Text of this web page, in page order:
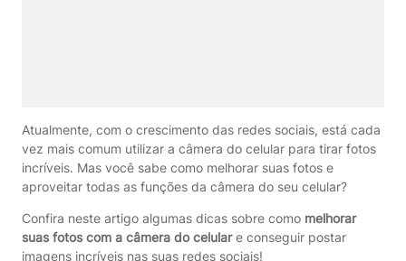
Atualmente, com o crescimento das redes sociais, está cada
vez mais comum utilizar a câmera do celular para tirar fotos
incríveis. Mas você sabe como melhorar suas fotos e
aproveitar todas as funções da câmera do seu celular?
Confira neste artigo algumas dicas sobre como melhorar
suas fotos com a câmera do celulare conseguir postar
imagens incríveis nas suas redes sociais!